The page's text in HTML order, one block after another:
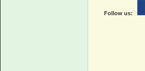
Follow us: